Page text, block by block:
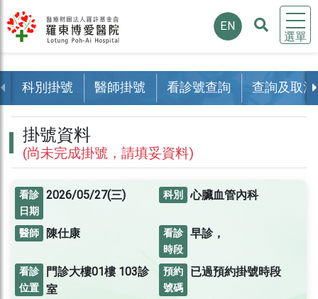
選單
EN
科別掛號 醫師掛號 看診號查詢 查詢及取消
掛號資料
(尚未完成掛號，請填妥資料)
看診
日期
2026/05/27(三) 科別 心臟血管內科
醫師 陳仕康
看診
時段
早診，
看診
位置
門診大樓01樓 103診
室
預約
號碼
已過預約掛號時段